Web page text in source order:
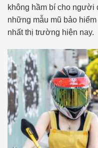
không hầm bí cho người
những mẫu mũ bảo
nhất thị trường hiện nay.